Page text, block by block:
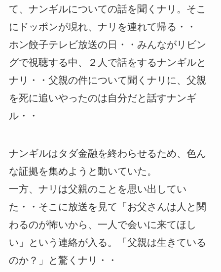
て、ナンギルについての話を聞くナリ。そこ
にドッポンが現れ、ナリを連れて帰る・・
ホン餃子テレビ放送の日・・みんながリビン
グで視聴する中、２人で話をするナンギルと
ナリ・・父親の件について聞くナリに、父親
を死に追いやったのは自分だと話すナンギ
ル・・
ナンギルはタダ金融を終わらせるため、色ん
な証拠を集めようと動いていた。
一方、ナリは父親のことを思い出してい
た・・そこに放送を見て「お父さんは人と関
わるのが怖いから、一人で会いに来てほし
い」という連絡が入る。「父親は生きている
のか？」と驚くナリ・・